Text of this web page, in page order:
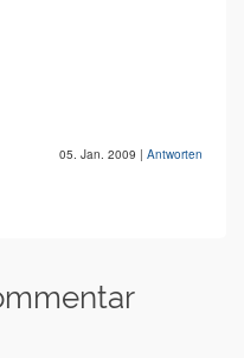
05. Jan. 2009 | Antworten